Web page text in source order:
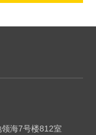
海7号楼812室